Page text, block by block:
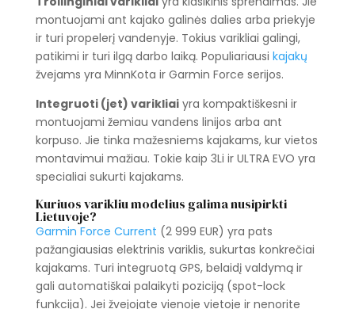
montuojami ant kajako galinės dalies arba priekyje
ir turi propelerį vandenyje. Tokius varikliai galingi,
patikimi ir turi ilgą darbo laiką. Populiariausi kajakų
žvejams yra MinnKota ir Garmin Force serijos.
Integruoti (jet) varikliaiyra kompaktiškesni ir
montuojami žemiau vandens linijos arba ant
korpuso. Jie tinka mažesniems kajakams, kur vietos
montavimui mažiau. Tokie kaip 3Li ir ULTRA EVO yra
specialiai sukurti kajakams.
Kuriuos varikliu modelius galima nusipirkti
Lietuvoje?
Garmin Force Current (2 999 EUR) yra pats
pažangiausias elektrinis variklis, sukurtas konkrečiai
kajakams. Turi integruotą GPS, belaidį valdymą ir
gali automatiškai palaikyti poziciją (spot-lock
funkcija). Jei žvejojate vienoje vietoje ir nenorite